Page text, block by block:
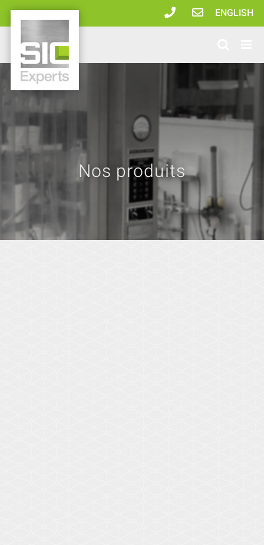
Passer
au
contenu
ENGLISH
Nos produits